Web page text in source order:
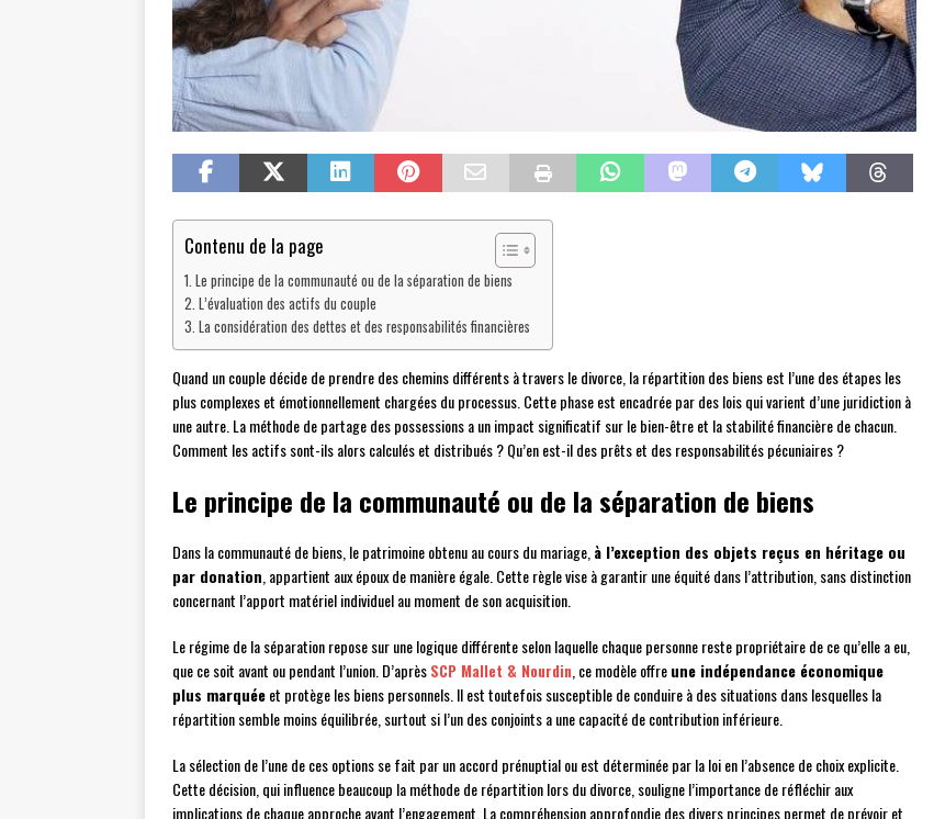
Contenu de la page
Le principe de la communauté ou de la séparation de biens
L’évaluation des actifs du couple
La considération des dettes et des responsabilités financières
Quand un couple décide de prendre des chemins différents à travers le divorce, la répartition des biens est l’une des étapes les
plus complexes et émotionnellement chargées du processus. Cette phase est encadrée par des lois qui varient d’une juridiction à
une autre. La méthode de partage des possessions a un impact significatif sur le bien-être et la stabilité financière de chacun.
Comment les actifs sont-ils alors calculés et distribués ? Qu’en est-il des prêts et des responsabilités pécuniaires ?
Le principe de la communauté ou de la séparation de biens
Dans la communauté de biens, le patrimoine obtenu au cours du mariage, à l’exception des objets reçus en héritage ou
par donation , appartient aux époux de manière égale. Cette règle vise à garantir une équité dans l’attribution, sans distinction
concernant l’apport matériel individuel au moment de son acquisition.
Le régime de la séparation repose sur une logique différente selon laquelle chaque personne reste propriétaire de ce qu’elle a eu,
que ce soit avant ou pendant l’union. D’aprèsSCP Mallet & Nourdin , ce modèle offreune indépendance économique
plus marquéeet protège les biens personnels. Il est toutefois susceptible de conduire à des situations dans lesquelles la
répartition semble moins équilibrée, surtout si l’un des conjoints a une capacité de contribution inférieure.
La sélection de l’une de ces options se fait par un accord prénuptial ou est déterminée par la loi en l’absence de choix explicite.
Cette décision, qui influence beaucoup la méthode de répartition lors du divorce, souligne l’importance de réfléchir aux
implications de chaque approche avant l’engagement. La compréhension approfondie des divers principes permet de prévoir et